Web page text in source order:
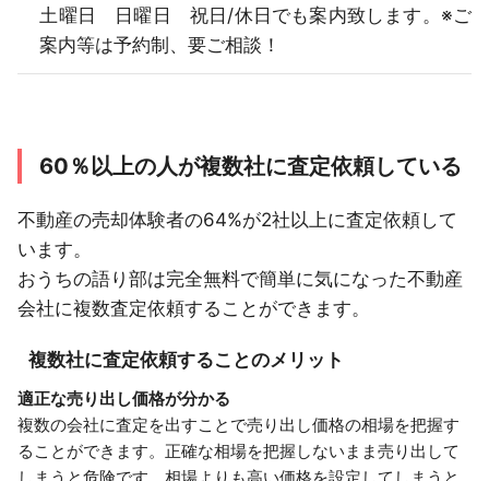
土曜日 日曜日 祝日/休日でも案内致します。※ご
案内等は予約制、要ご相談！
60％以上の人が複数社に査定依頼している
不動産の売却体験者の64%が2社以上に査定依頼して
います。
おうちの語り部は完全無料で簡単に気になった不動産
会社に複数査定依頼することができます。
複数社に査定依頼することのメリット
適正な売り出し価格が分かる
複数の会社に査定を出すことで売り出し価格の相場を把握す
ることができます。正確な相場を把握しないまま売り出して